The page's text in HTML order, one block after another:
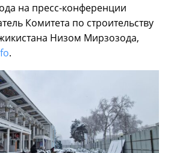
на пресс-конференции
Комитета по строительству
Низом Мирзозода,
.